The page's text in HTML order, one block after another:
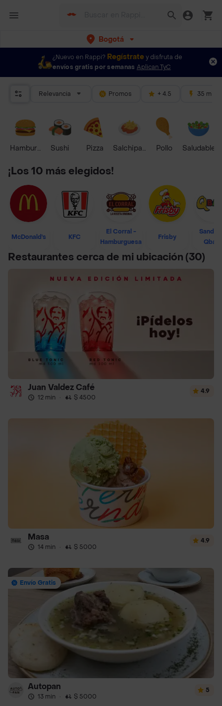
Bogotá
¿Nuevo en Rappi? Regístrate y disfruta de
envíos gratis por semanas Aplican TyC
Relevancia Promos + 4.5 35 mins
HamburguesaSushi Pizza Salchipapas Pollo Saludable
¡Los 10 más elegidos!
McDonald's KFC
El Corral -
Hamburguesa
Frisby
Restaurantes cerca de mi ubicación (30)
Juan Valdez Café
12 min · $ 4500
4.9
Masa
14 min · $ 5000
4.9
Envío Gratis
Autopan
13 min · $ 5000
5